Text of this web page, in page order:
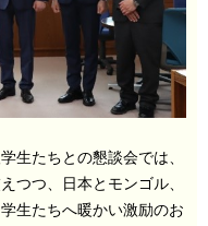
生たちとの懇談会では、
つつ、日本とモンゴル、
生たちへ暖かい激励のお